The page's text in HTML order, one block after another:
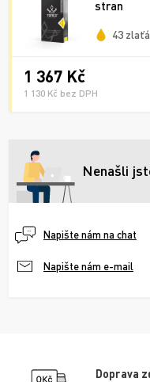
stran
43
1 367 Kč
1 130 Kč bez DPH
Nenašli
Napište nám na chat
Napište nám e-mail
Doprava